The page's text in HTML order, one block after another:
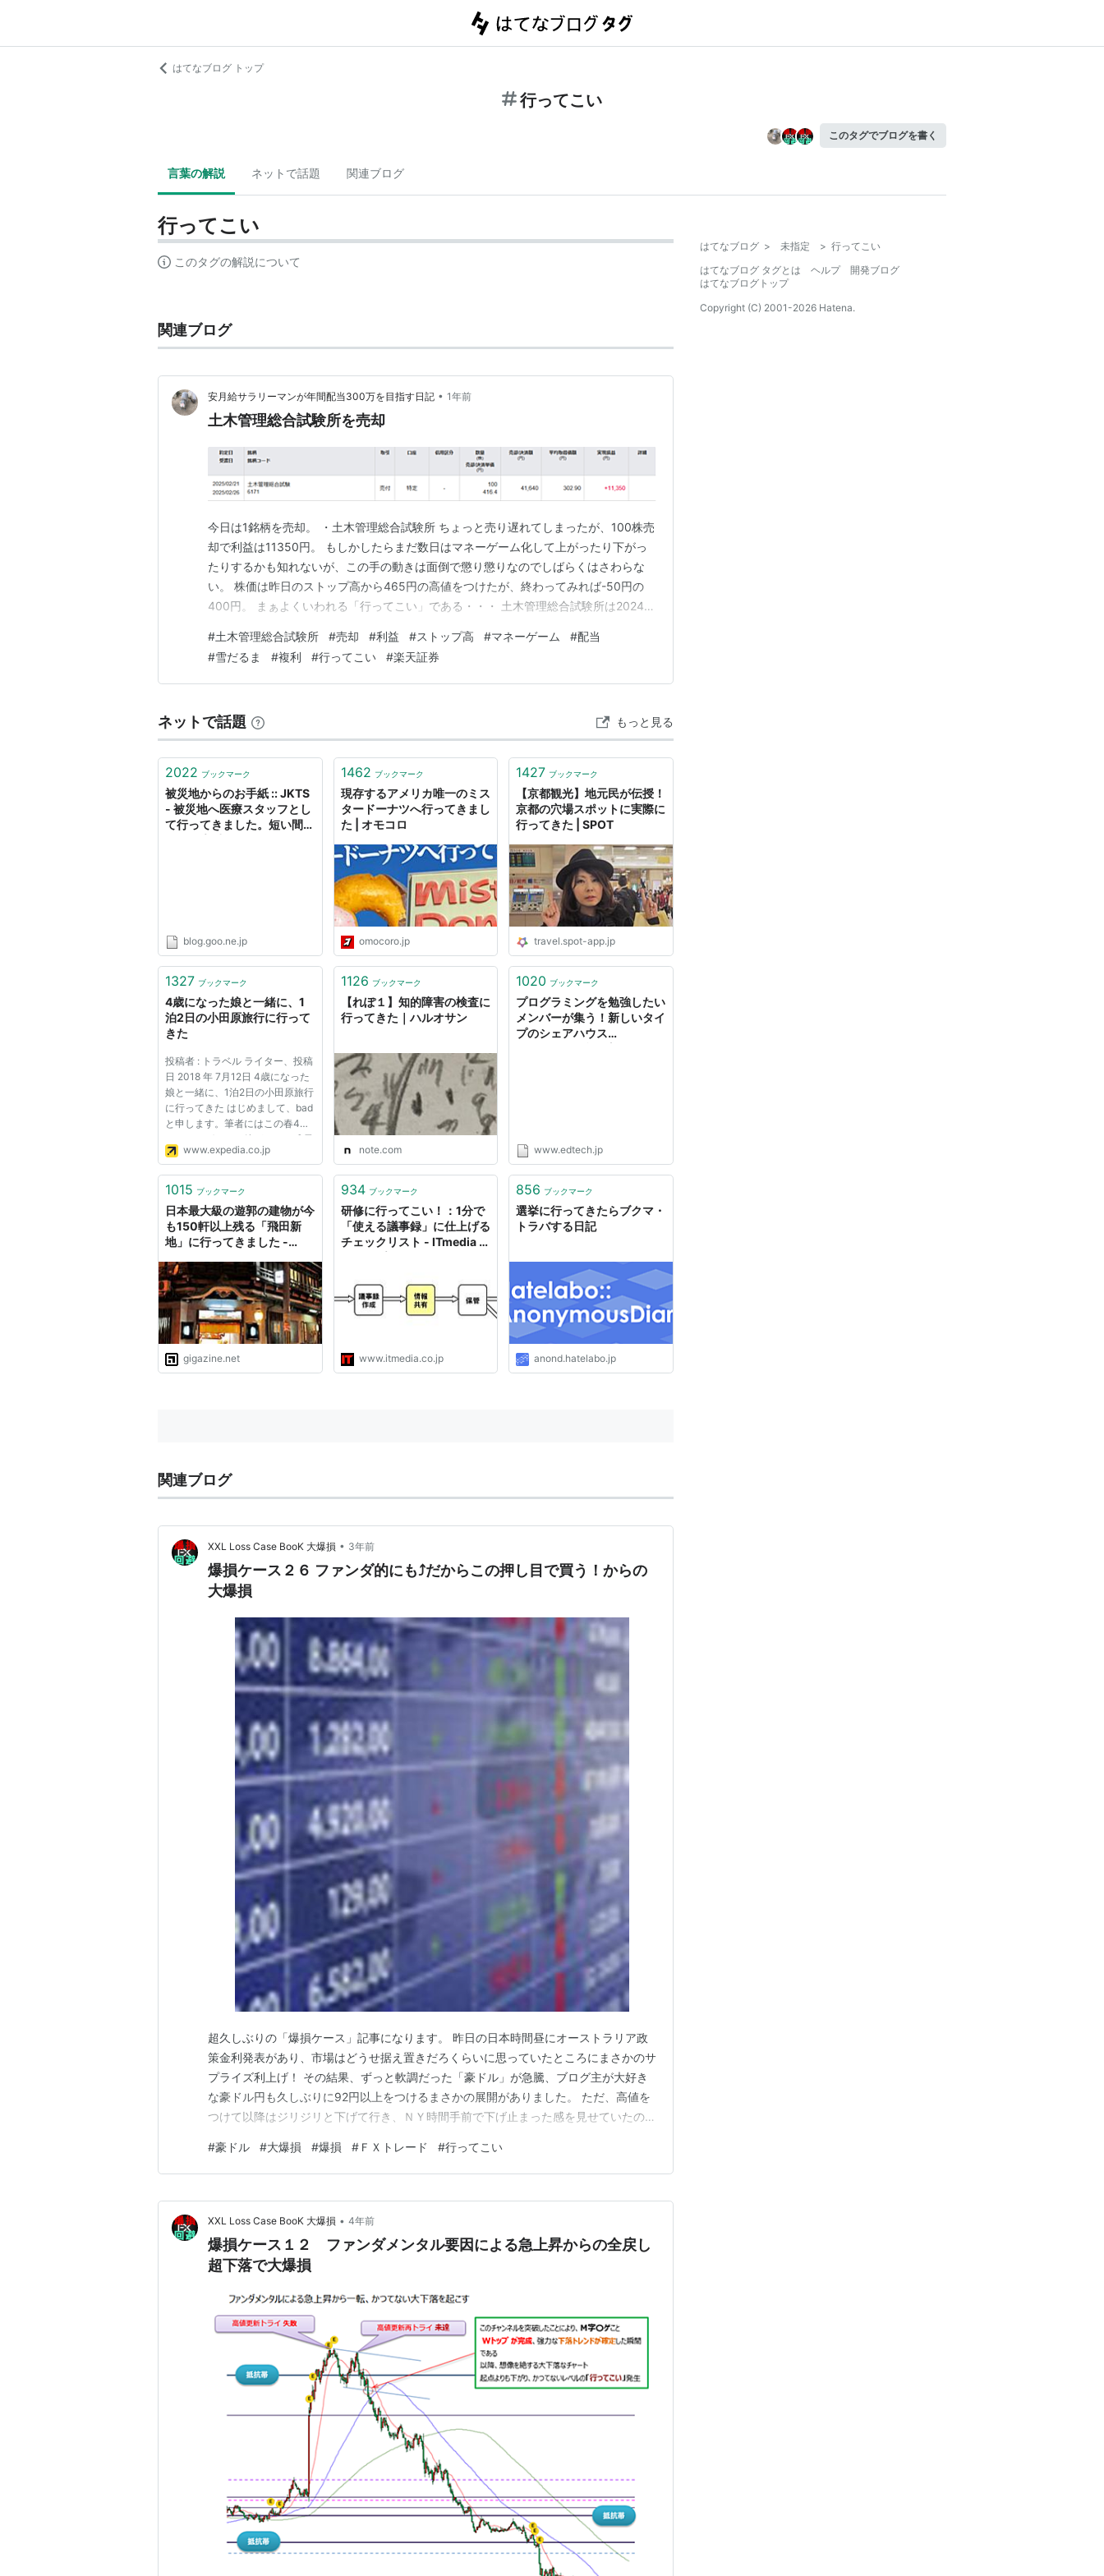
はてなブログ トップ
行ってこい
このタグでブログを書く
言葉の解説 ネットで話題 関連ブログ
行ってこい
このタグの解説について
関連ブログ
安月給サラリーマンが年間配当300万を目指す日記 • 1年前
土木管理総合試験所を売却
今日は1銘柄を売却。 ・土木管理総合試験所 ちょっと売り遅れてしまったが、100株売
却で利益は11350円。 もしかしたらまだ数日はマネーゲーム化して上がったり下がっ
たりするかも知れないが、この手の動きは面倒で懲り懲りなのでしばらくはさわらな
い。 株価は昨日のストップ高から465円の高値をつけたが、終わってみれば-50円の
400円。 まぁよくいわれる「行ってこい」である・・・ 土木管理総合試験所は2024年
うなことがあれば再度買うかもしれない・・・ にほんブログ村
#土木管理総合試験所 #売却 #利益 #ストップ高 #マネーゲーム #配当
#雪だるま #複利 #行ってこい #楽天証券
ネットで話題 もっと見る
2022 ブックマーク
被災地からのお手紙 :: JKTS
- 被災地へ医療スタッフとし
て行ってきました。短い間で
blog.goo.ne.jp
1462 ブックマーク
現存するアメリカ唯一のミス
タードーナツへ行ってきまし
た | オモコロ
omocoro.jp
1427 ブックマーク
【京都観光】地元民が伝授！
京都の穴場スポットに実際に
行ってきた | SPOT
travel.spot-app.jp
1327 ブックマーク
4歳になった娘と一緒に、1
泊2日の小田原旅行に行って
きた
投稿者 : トラベル ライター、投稿
日 2018 年 7月12日 4歳になった
娘と一緒に、1泊2日の小田原旅行
に行ってきた はじめまして、bad
と申します。筆者にはこの春4歳
になったばかりの娘がおり、成長
の記録をブログにつづっていま
と2人で神奈川・小田原へ1泊2日
通...
www.expedia.co.jp
1126 ブックマーク
【れぽ１】知的障害の検査に
行ってきた｜ハルオサン
note.com
1020 ブックマーク
プログラミングを勉強したい
メンバーが集う！新しいタイ
プのシェアハウス
www.edtech.jp
1015 ブックマーク
日本最大級の遊郭の建物が今
も150軒以上残る「飛田新
地」に行ってきました -
gigazine.net
934 ブックマーク
研修に行ってこい！：1分で
「使える議事録」に仕上げる
チェックリスト - ITmedia エ
www.itmedia.co.jp
856 ブックマーク
選挙に行ってきたらブクマ・
トラバする日記
anond.hatelabo.jp
関連ブログ
XXL Loss Case BooK 大爆損 • 3年前
爆損ケース２６ ファンダ的にも⤴だからこの押し目で買う！からの
大爆損
超久しぶりの「爆損ケース」記事になります。 昨日の日本時間昼にオーストラリア政
策金利発表があり、市場はどうせ据え置きだろくらいに思っていたところにまさかのサ
プライズ利上げ！ その結果、ずっと軟調だった「豪ドル」が急騰、ブログ主が大好き
な豪ドル円も久しぶりに92円以上をつけるまさかの展開がありました。 ただ、高値を
つけて以降はジリジリと下げて行き、ＮＹ時間手前で下げ止まった感を見せていたので
るだろとか思っていたら．．．一気に－100pips越えにドーーーンッ落ち！！ 流石は
持っている男は違うのか、超極小ロットなのにいっ…
#豪ドル #大爆損 #爆損 # ＦＸトレード #行ってこい
XXL Loss Case BooK 大爆損 • 4年前
爆損ケース１２ ファンダメンタル要因による急上昇からの全戻し
超下落で大爆損
はてなブログ > 未指定 > 行ってこい
はてなブログ タグとは
ヘルプ
開発ブログ
はてなブログトップ
Copyright (C) 2001-2026 Hatena.